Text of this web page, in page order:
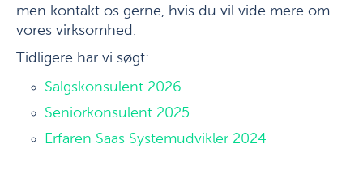
men kontakt os gerne, hvis du vil vide mere om
vores virksomhed.
Tidligere har vi søgt:
Salgskonsulent 2026
Seniorkonsulent 2025
Erfaren Saas Systemudvikler 2024